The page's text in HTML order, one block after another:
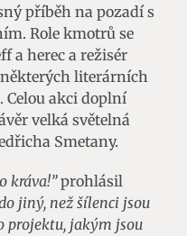
příběh na pozadí s
Role kmotrů se
a herec a režisér
literárních
akci doplní
velká světelná
Smetany.
kráva!”prohlásil
jiný, než šílenci jsou
projektu, jakým jsou